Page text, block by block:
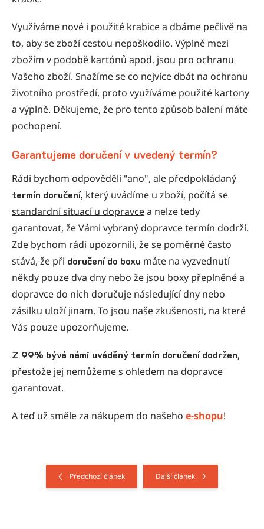
Využíváme nové i použité krabice a dbáme pečlivě na
to, aby se zboží cestou nepoškodilo. Výplně mezi
zbožím v podobě kartónů apod. jsou pro ochranu
Vašeho zboží. Snažíme se co nejvíce dbát na ochranu
životního prostředí, proto využíváme použité kartony
a výplně. Děkujeme, že pro tento způsob balení máte
pochopení.
Garantujeme doručení v uvedený termín?
Rádi bychom odpověděli "ano", ale předpokládaný
termín doručení, který uvádíme u zboží, počítá se
standardní situací u dopravcea nelze tedy
garantovat, že Vámi vybraný dopravce termín dodrží.
Zde bychom rádi upozornili, že se poměrně často
stává, že při doručení do boxu máte na vyzvednutí
někdy pouze dva dny nebo že jsou boxy přeplněné a
dopravce do nich doručuje následující dny nebo
zásilku uloží jinam. To jsou naše zkušenosti, na které
Vás pouze upozorňujeme.
Z 99% bývá námi uváděný termín doručení dodržen,
přestože jej nemůžeme s ohledem na dopravce
garantovat.
A teď už směle za nákupem do našeho e-shopu!
Předchozí článek Další článek